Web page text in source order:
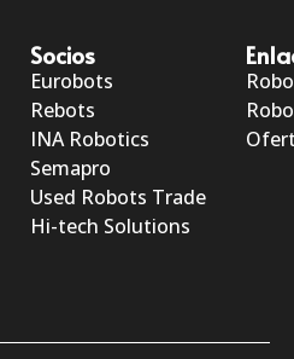
Socios
Eurobots
Rebots
INA Robotics
Semapro
Used Robots Trade
Hi-tech Solutions